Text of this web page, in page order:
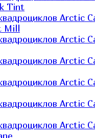
Tint
Arctic
Mill
Arctic
Arctic
Arctic
Arctic
Arctic